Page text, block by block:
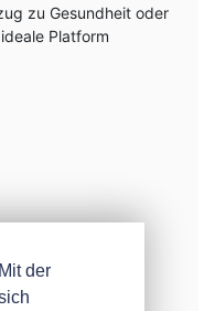
zu Gesundheit oder
Platform
der